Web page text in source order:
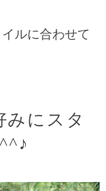
ルに合わせて
みにスタ